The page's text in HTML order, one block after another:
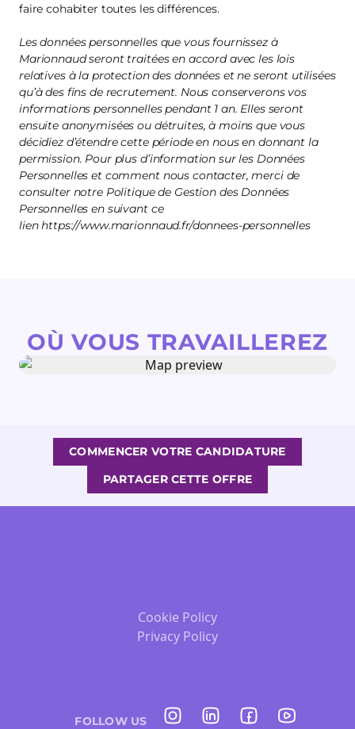
faire cohabiter toutes les différences.
Les données personnelles que vous fournissez à
Marionnaud seront traitées en accord avec les lois
relatives à la protection des données et ne seront utilisées
qu’à des fins de recrutement. Nous conserverons vos
informations personnelles pendant 1 an. Elles seront
ensuite anonymisées ou détruites, à moins que vous
décidiez d’étendre cette période en nous en donnant la
permission. Pour plus d’information sur les Données
Personnelles et comment nous contacter, merci de
consulter notre Politique de Gestion des Données
Personnelles en suivant ce
lien https://www.marionnaud.fr/donnees-personnelles
OÙ VOUS TRAVAILLEREZ
COMMENCER VOTRE CANDIDATURE
PARTAGER CETTE OFFRE
Cookie Policy
Privacy Policy
FOLLOW US